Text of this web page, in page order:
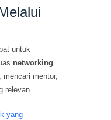
untuk
networking
mentor,
relevan.
yang